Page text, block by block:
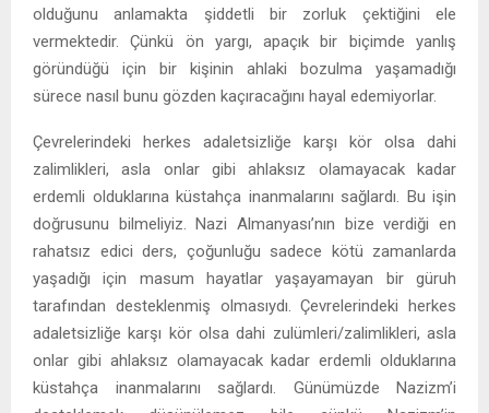
olduğunu anlamakta şiddetli bir zorluk çektiğini ele
vermektedir. Çünkü ön yargı, apaçık bir biçimde yanlış
göründüğü için bir kişinin ahlaki bozulma yaşamadığı
sürece nasıl bunu gözden kaçıracağını hayal edemiyorlar.
Çevrelerindeki herkes adaletsizliğe karşı kör olsa dahi
zalimlikleri, asla onlar gibi ahlaksız olamayacak kadar
erdemli olduklarına küstahça inanmalarını sağlardı. Bu işin
doğrusunu bilmeliyiz. Nazi Almanyası’nın bize verdiği en
rahatsız edici ders, çoğunluğu sadece kötü zamanlarda
yaşadığı için masum hayatlar yaşayamayan bir güruh
tarafından desteklenmiş olmasıydı. Çevrelerindeki herkes
adaletsizliğe karşı kör olsa dahi zulümleri/zalimlikleri, asla
onlar gibi ahlaksız olamayacak kadar erdemli olduklarına
küstahça inanmalarını sağlardı. Günümüzde Nazizm’i